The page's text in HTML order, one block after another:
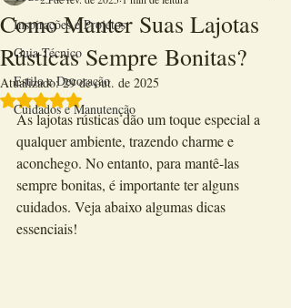
Inspirações e Projetos
Guia Técnico
Estilo e Decoração
Cuidados e Manutenção
Como Manter Suas Lajotas
Rústicas Sempre Bonitas?
Atualizado:29 de out. de 2025
Avaliado com NaN de 5 estrelas.
As lajotas rústicas dão um toque especial a
qualquer ambiente, trazendo charme e
aconchego. No entanto, para mantê-las
sempre bonitas, é importante ter alguns
cuidados. Veja abaixo algumas dicas
essenciais!